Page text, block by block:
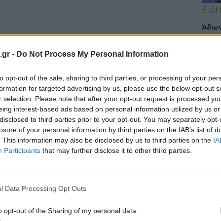
- Do Not Process My Personal Information
opt-out of the sale, sharing to third parties, or processing of your
for targeted advertising by us, please use the below opt-out
selection. Please note that after your opt-out request is processed
interest-based ads based on personal information utilized by us
to third parties prior to your opt-out. You may separately
of your personal information by third parties on the IAB’s list of
This information may also be disclosed by us to third parties on the
Participants that may further disclose it to other third parties.
Data Processing Opt Outs
opt-out of the Sharing of my personal data.
μακροζωίας – Πάνω από 100.000 οι
εκατοντάχρονους ή μεγαλύτερους, οι
γυναίκες.